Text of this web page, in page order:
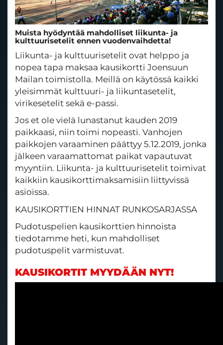
Muista hyödyntää mahdolliset liikunta- ja
kulttuurisetelit ennen vuodenvaihdetta!
Liikunta- ja kulttuurisetelit ovat helppo ja
nopea tapa maksaa kausikortti Joensuun
Mailan toimistolla. Meillä on käytössä kaikki
yleisimmät kulttuuri- ja liikuntasetelit,
virikesetelit sekä e-passi.
Jos et ole vielä lunastanut kauden 2019
paikkaasi, niin toimi nopeasti. Vanhojen
paikkojen varaaminen päättyy 5.12.2019, jonka
jälkeen varaamattomat paikat vapautuvat
myyntiin. Liikunta- ja kulttuurisetelit toimivat
kaikkiin kausikorttimaksamisiin liittyvissä
asioissa.
KAUSIKORTTIEN HINNAT RUNKOSARJASSA
Pudotuspelien kausikorttien hinnoista
tiedotamme heti, kun mahdolliset
pudotuspelit varmistuvat.
KAUSIKORTIT MYYDÄÄN NYT!